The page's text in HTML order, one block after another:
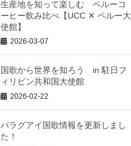
生産地を知って楽しむ ペルーコ
ーヒー飲み比べ【UCC ✕ ペルー大
使館】
2026-03-07
国歌から世界を知ろう in 駐日フ
ィリピン共和国大使館
2026-02-22
パラグアイ国歌情報を更新しまし
た！